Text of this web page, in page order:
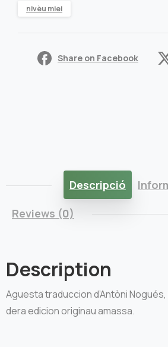
nivèu miei
Share on Facebook
Descripció
Reviews (0)
Description
Aguesta traduccion d’Antòni
dera edicion originau amassa.